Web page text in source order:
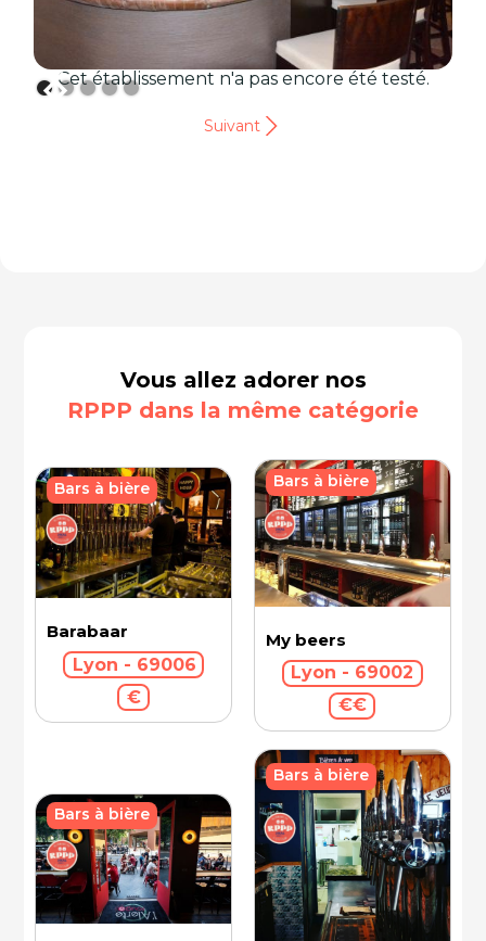
Cet établissement n'a pas encore été testé.
Suivant
Vous allez adorer nos
RPPP dans la même catégorie
Barabaar
Lyon - 69006
€
Bars à bière
My beers
Lyon - 69002
€€
Bars à bière
Bars à bière
Bars à bière